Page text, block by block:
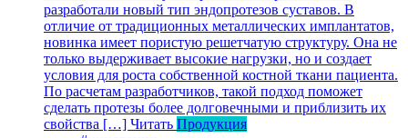
разработали новый тип эндопротезов суставов. В
отличие от традиционных металлических имплантатов,
новинка имеет пористую решетчатую структуру. Она не
только выдерживает высокие нагрузки, но и создает
условия для роста собственной костной ткани пациента.
По расчетам разработчиков, такой подход поможет
сделать протезы более долговечными и приблизить их
свойства […] Читать Продукция